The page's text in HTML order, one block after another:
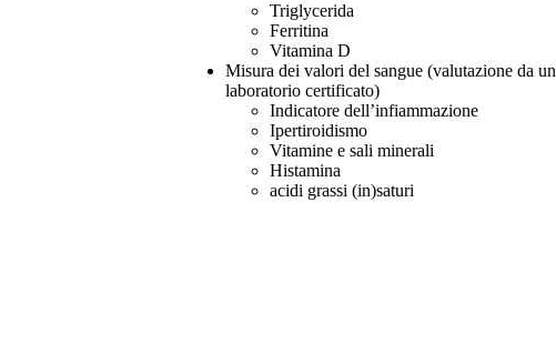
Triglycerida
Ferritina
Vitamina D
Misura dei valori del sangue (valutazione da un
laboratorio certificato)
Indicatore dell’infiammazione
Ipertiroidismo
Vitamine e sali minerali
Histamina
acidi grassi (in)saturi